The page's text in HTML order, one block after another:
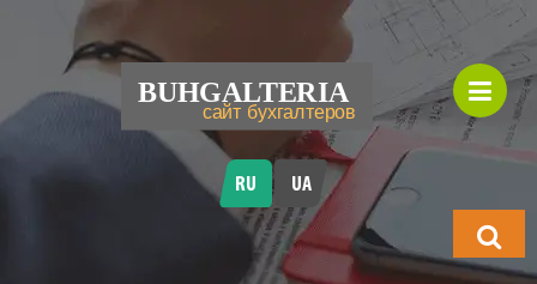
будете
искать?
RU UA